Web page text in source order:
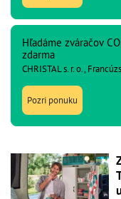
Hľadáme zváračov
zdarma
CHRISTAL s. r. o.,
Pozri ponuku